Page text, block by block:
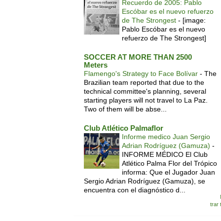
Recuerdo de 2005: Pablo
Escóbar es el nuevo refuerzo
de The Strongest - [image:
Pablo Escóbar es el nuevo
refuerzo de The Strongest]
SOCCER AT MORE THAN 2500
Meters
Flamengo's Strategy to Face Bolívar - The
Brazilian team reported that due to the
technical committee's planning, several
starting players will not travel to La Paz.
Two of them will be abse...
Club Atlético Palmaflor
Informe medico Juan Sergio
Adrian Rodríguez (Gamuza) -
INFORME MÉDICO El Club
Atlético Palma Flor del Trópico
informa: Que el Jugador Juan
Sergio Adrian Rodríguez (Gamuza), se
encuentra con el diagnóstico d...
trar